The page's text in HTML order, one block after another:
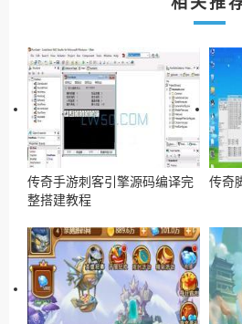
传奇手游刺客引擎源码编译完
整搭建教程
传奇